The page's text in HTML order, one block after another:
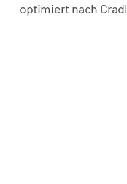
optimiert nach